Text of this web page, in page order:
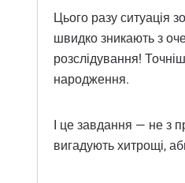
Цього разу ситуація
швидко зникають з
розслідування!
народження.
І це завдання — не з
вигадують хитрощі,